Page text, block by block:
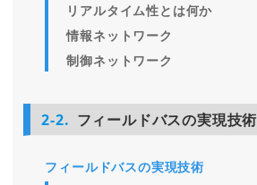
リアルタイム性とは何か
情報ネットワーク
制御ネットワーク
2-2. フィールドバスの実現技術
フィールドバスの実現技術